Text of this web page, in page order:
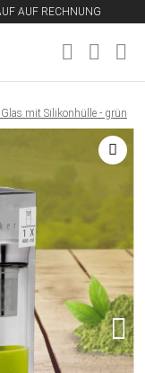
AUF RECHNUNG
Glas mit Silikonhülle - grün